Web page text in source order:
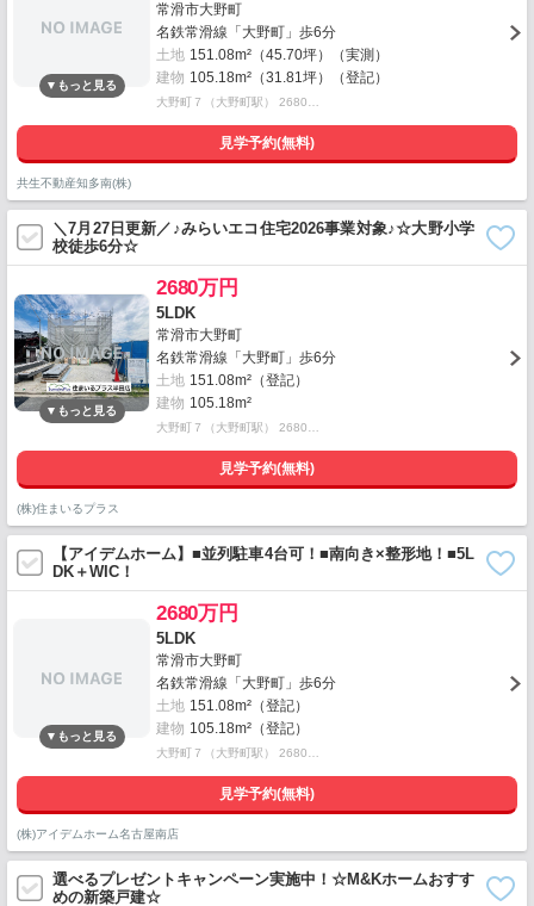
常滑市大野町
名鉄常滑線「大野町」歩6分
土地 151.08m²（45.70坪）（実測）
建物 105.18m²（31.81坪）（登記）
大野町７（大野町駅） 2680…
見学予約(無料)
共生不動産知多南(株)
＼7月27日更新／♪みらいエコ住宅2026事業対象♪☆大野小学
校徒歩6分☆
2680万円
5LDK
常滑市大野町
名鉄常滑線「大野町」歩6分
土地 151.08m²（登記）
建物 105.18m²
大野町７（大野町駅） 2680…
見学予約(無料)
(株)住まいるプラス
【アイデムホーム】■並列駐車4台可！■南向き×整形地！■5L
DK＋WIC！
2680万円
5LDK
常滑市大野町
名鉄常滑線「大野町」歩6分
土地 151.08m²（登記）
建物 105.18m²（登記）
大野町７（大野町駅） 2680…
見学予約(無料)
(株)アイデムホーム名古屋南店
選べるプレゼントキャンペーン実施中！☆M&Kホームおすす
めの新築戸建☆